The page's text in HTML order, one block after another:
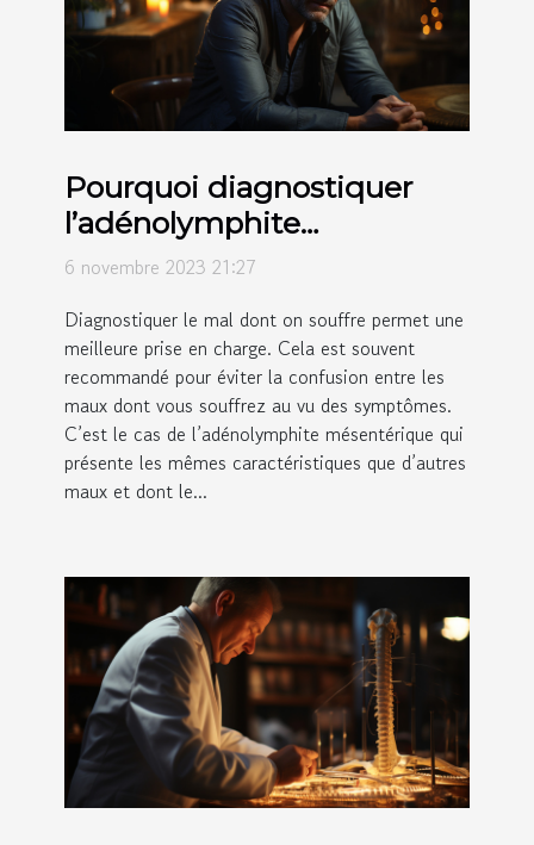
Pourquoi diagnostiquer
l’adénolymphite
mésentérique ?
6 novembre 2023 21:27
Diagnostiquer le mal dont on souffre permet une
meilleure prise en charge. Cela est souvent
recommandé pour éviter la confusion entre les
maux dont vous souffrez au vu des symptômes.
C’est le cas de l’adénolymphite mésentérique qui
présente les mêmes caractéristiques que d’autres
maux et dont le...